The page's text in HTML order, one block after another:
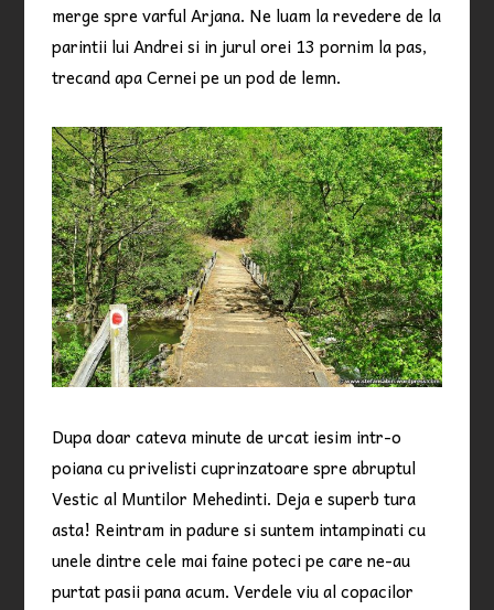
merge spre varful Arjana. Ne luam la revedere de la
parintii lui Andrei si in jurul orei 13 pornim la pas,
trecand apa Cernei pe un pod de lemn.
Dupa doar cateva minute de urcat iesim intr-o
poiana cu privelisti cuprinzatoare spre abruptul
Vestic al Muntilor Mehedinti. Deja e superb tura
asta! Reintram in padure si suntem intampinati cu
unele dintre cele mai faine poteci pe care ne-au
purtat pasii pana acum. Verdele viu al copacilor